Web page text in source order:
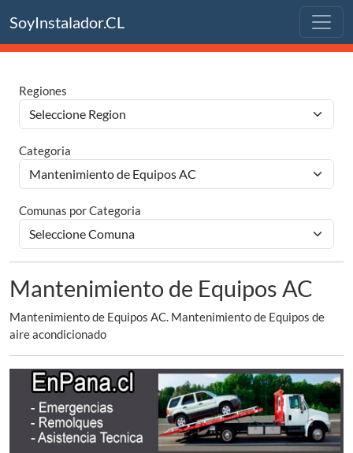
SoyInstalador.CL
Regiones
Categoria
Comunas por Categoria
Mantenimiento de Equipos AC
Mantenimiento de Equipos AC. Mantenimiento de Equipos de
aire acondicionado